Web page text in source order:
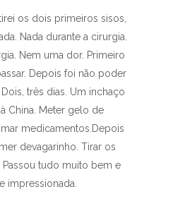
os dois primeiros sisos,
Nada durante a cirurgia.
Nem uma dor. Primeiro
Depois foi não poder
três dias. Um inchaço
China. Meter gelo de
medicamentos.Depois
devagarinho. Tirar os
tudo muito bem e
impressionada.